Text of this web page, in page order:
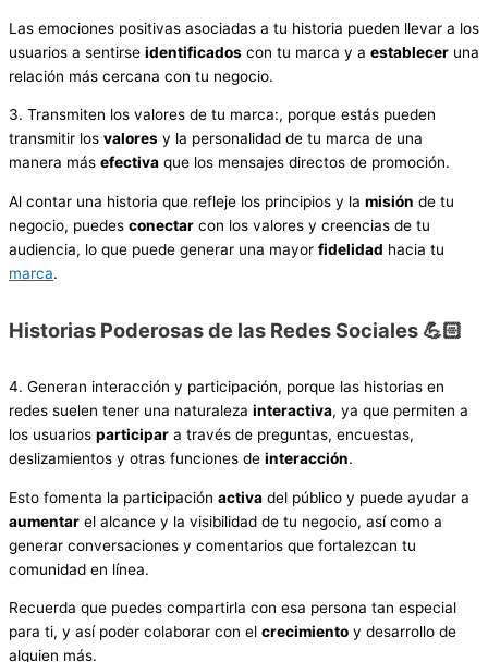
Las emociones positivas asociadas a tu historia pueden llevar a los
usuarios a sentirse identificados con tu marca y a establecer una
relación más cercana con tu negocio.
3. Transmiten los valores de tu marca:, porque estás pueden
transmitir los valores y la personalidad de tu marca de una
manera más efectiva que los mensajes directos de promoción.
Al contar una historia que refleje los principios y la misión de tu
negocio, puedes conectar con los valores y creencias de tu
audiencia, lo que puede generar una mayor fidelidad hacia tu
marca.
Historias Poderosas de las Redes Sociales 💪🏻
4. Generan interacción y participación, porque las historias en
redes suelen tener una naturaleza interactiva, ya que permiten a
los usuarios participar a través de preguntas, encuestas,
deslizamientos y otras funciones de interacción.
Esto fomenta la participación activa del público y puede ayudar a
aumentar el alcance y la visibilidad de tu negocio, así como a
generar conversaciones y comentarios que fortalezcan tu
comunidad en línea.
Recuerda que puedes compartirla con esa persona tan especial
para ti, y así poder colaborar con el crecimiento y desarrollo de
alguien más.